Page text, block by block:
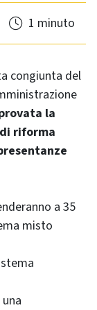
1 minuto
congiunta del
la
riforma
a 35
misto